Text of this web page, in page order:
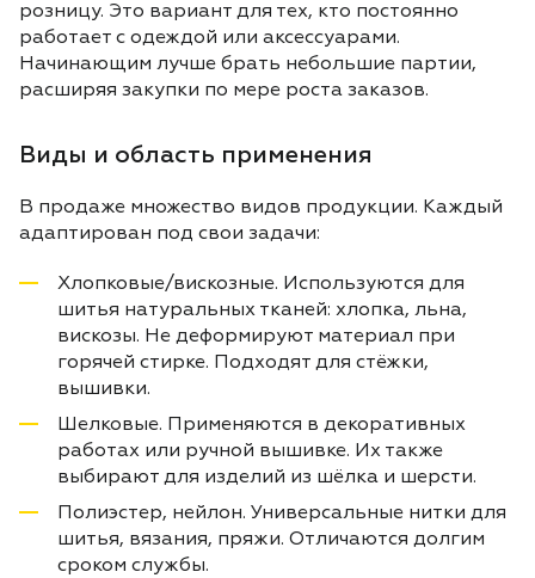
розницу. Это вариант для тех, кто постоянно
работает с одеждой или аксессуарами.
Начинающим лучше брать небольшие партии,
расширяя закупки по мере роста заказов.
Виды и область применения
В продаже множество видов продукции. Каждый
адаптирован под свои задачи:
Хлопковые/вискозные. Используются для
шитья натуральных тканей: хлопка, льна,
вискозы. Не деформируют материал при
горячей стирке. Подходят для стёжки,
вышивки.
Шелковые. Применяются в декоративных
работах или ручной вышивке. Их также
выбирают для изделий из шёлка и шерсти.
Полиэстер, нейлон. Универсальные нитки для
шитья, вязания, пряжи. Отличаются долгим
сроком службы.